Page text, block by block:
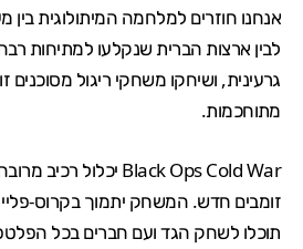
אנחנו חוזרים למלחמה המיתולוגית בין
לבין ארצות הברית שנקלעו למתיחות
גרעינית, ושיחקו משחקי ריגול מסוכנים
מתוחכמות.
Black Ops Cold War יכלול רכיב
תוכלו לשחק הגד ועם חברים בכל